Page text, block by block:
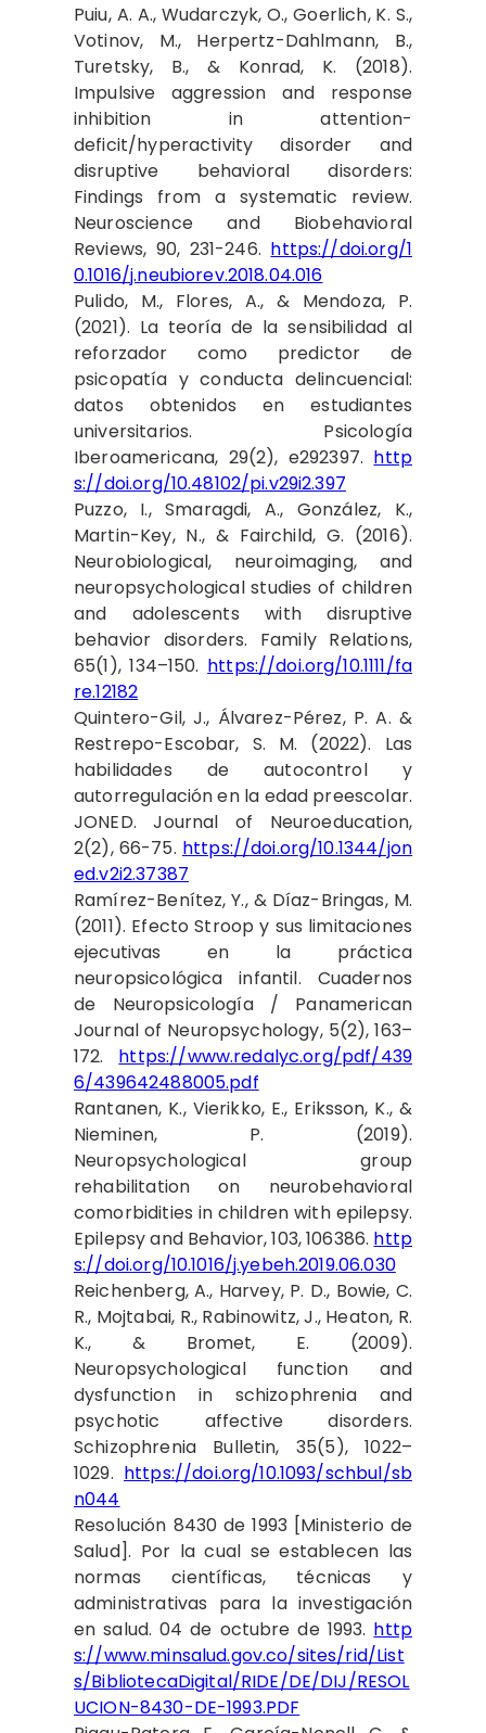
Puiu, A. A., Wudarczyk, O., Goerlich, K. S.,
Votinov, M., Herpertz-Dahlmann, B.,
Turetsky, B., & Konrad, K. (2018).
Impulsive aggression and response
inhibition in attention-
deficit/hyperactivity disorder and
disruptive behavioral disorders:
Findings from a systematic review.
Neuroscience and Biobehavioral
Reviews, 90, 231-246. https://doi.org/1
0.1016/j.neubiorev.2018.04.016
Pulido, M., Flores, A., & Mendoza, P.
(2021). La teoría de la sensibilidad al
reforzador como predictor de
psicopatía y conducta delincuencial:
datos obtenidos en estudiantes
universitarios. Psicología
Iberoamericana, 29(2), e292397. http
s://doi.org/10.48102/pi.v29i2.397
Puzzo, I., Smaragdi, A., González, K.,
Martin-Key, N., & Fairchild, G. (2016).
Neurobiological, neuroimaging, and
neuropsychological studies of children
and adolescents with disruptive
behavior disorders. Family Relations,
65(1), 134–150. https://doi.org/10.1111/fa
re.12182
Quintero-Gil, J., Álvarez-Pérez, P. A. &
Restrepo-Escobar, S. M. (2022). Las
habilidades de autocontrol y
autorregulación en la edad preescolar.
JONED. Journal of Neuroeducation,
2(2), 66-75. https://doi.org/10.1344/jon
ed.v2i2.37387
Ramírez-Benítez, Y., & Díaz-Bringas, M.
(2011). Efecto Stroop y sus limitaciones
ejecutivas en la práctica
neuropsicológica infantil. Cuadernos
de Neuropsicología / Panamerican
Journal of Neuropsychology, 5(2), 163–
172. https://www.redalyc.org/pdf/439
6/439642488005.pdf
Rantanen, K., Vierikko, E., Eriksson, K., &
Nieminen, P. (2019).
Neuropsychological group
rehabilitation on neurobehavioral
comorbidities in children with epilepsy.
Epilepsy and Behavior, 103, 106386. http
s://doi.org/10.1016/j.yebeh.2019.06.030
Reichenberg, A., Harvey, P. D., Bowie, C.
R., Mojtabai, R., Rabinowitz, J., Heaton, R.
K., & Bromet, E. (2009).
Neuropsychological function and
dysfunction in schizophrenia and
psychotic affective disorders.
Schizophrenia Bulletin, 35(5), 1022–
1029. https://doi.org/10.1093/schbul/sb
n044
Resolución 8430 de 1993 [Ministerio de
Salud]. Por la cual se establecen las
normas científicas, técnicas y
administrativas para la investigación
en salud. 04 de octubre de 1993. http
s://www.minsalud.gov.co/sites/rid/List
s/BibliotecaDigital/RIDE/DE/DIJ/RESOL
UCION-8430-DE-1993.PDF